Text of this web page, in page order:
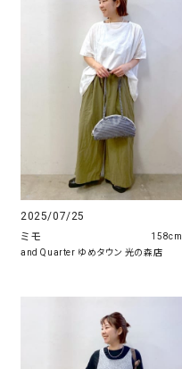
2025/07/25
ミモ
and Quarter ゆめタウン 光の森店
158cm